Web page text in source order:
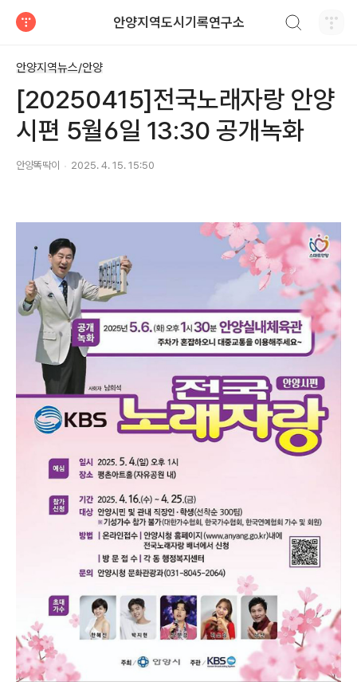
안양지역도시기록연구소
안양지역뉴스/안양
[20250415]전국노래자랑 안양
시편 5월6일 13:30 공개녹화
안양똑딱이 2025. 4. 15. 15:50